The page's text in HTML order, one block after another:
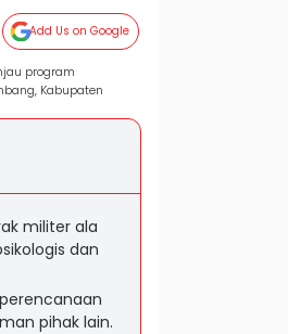
Add Us on Google
program
Kabupaten
militer ala
dan
pihak lain.